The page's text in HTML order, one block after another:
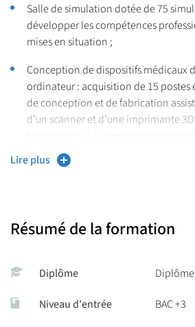
7.Dentisterie restauratrice endodontie
8.Prothèses,
9.Sciences anatomiques.
Salle de simulation dotée de 75
développer les compétences
mises en situation ;
Conception de dispositifs médicaux
ordinateur : acquisition de 15 postes
de conception et de fabrication
d’un scanner et d’une imprimante
dentaires ;
échanges internationaux.
Lire plus
Résumé de la formation
Diplôme
Niveau d'entrée BAC +3